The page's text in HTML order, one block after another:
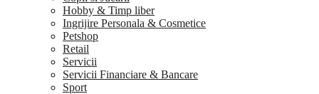
Hobby & Timp liber
Ingrijire Personala & Cosmetice
Petshop
Retail
Servicii
Servicii Financiare & Bancare
Sport